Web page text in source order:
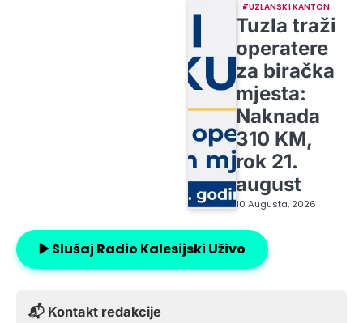
TUZLANSKI KANTON
Tuzla traži
operatere
za biračka
mjesta:
Naknada
310 KM,
rok 21.
august
10 Augusta, 2026
▶️ Slušaj Radio Kalesijski Uživo
📬 Kontakt redakcije